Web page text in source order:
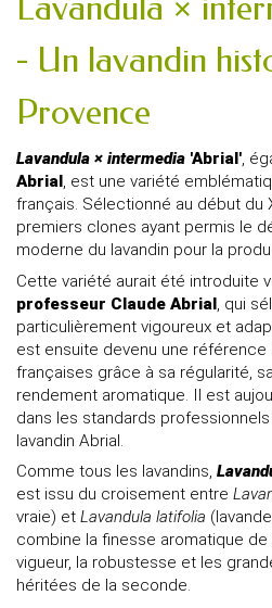
Lavandula ×
- Un lavandin
Provence
Lavandula × intermedia 'Abrial',
Abrial, est une variété
français. Sélectionné au début du
premiers clones ayant permis le
moderne du lavandin pour la
Cette variété aurait été introduite
professeur Claude Abrial, qui
particulièrement vigoureux et
est ensuite devenu une référence
françaises grâce à sa régularité,
rendement aromatique. Il est
dans les standards
lavandin Abrial.
Comme tous les lavandins,
est issu du croisement entre
vraie) et Lavandula latifolia
combine la finesse aromatique
vigueur, la robustesse et les
héritées de la seconde.